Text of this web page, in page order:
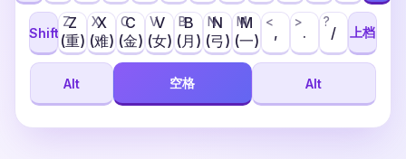
Shift
Z
(重)
Z
X
(难)
X
C
(金)
C
V
(女)
V
B
(月)
B
N
(弓)
N
M
(一)
M
,
<
.
>
/
?
上档
Alt 空格 Alt